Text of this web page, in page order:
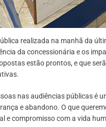
realizada na manhã da
da concessionária e os
estão prontos, e que
nas audiências públicas é
e abandono. O que
e compromisso com a vida